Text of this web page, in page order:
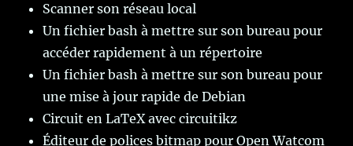
Scanner son réseau local
Un fichier bash à mettre sur son bureau pour
accéder rapidement à un répertoire
Un fichier bash à mettre sur son bureau pour
une mise à jour rapide de Debian
Circuit en LaTeX avec circuitikz
Éditeur de polices bitmap pour Open Watcom